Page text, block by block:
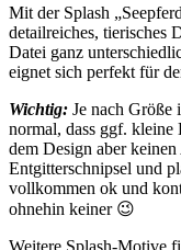
Mit der Splash
detailreiches, tierisches
Datei ganz
eignet sich perfekt für
Wichtig: Je nach Größe
normal, dass ggf.
dem Design aber
Entgitterschnipsel und
vollkommen ok und
ohnehin keiner 😉
Weitere Splash-Motive